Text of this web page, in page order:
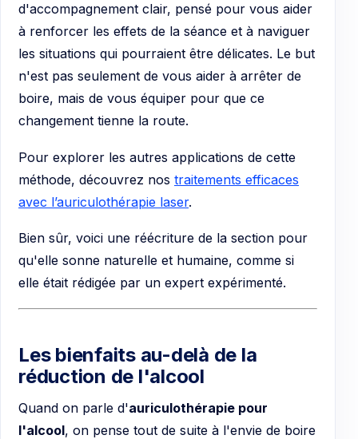
d'accompagnement clair, pensé pour vous aider
à renforcer les effets de la séance et à naviguer
les situations qui pourraient être délicates. Le but
n'est pas seulement de vous aider à arrêter de
boire, mais de vous équiper pour que ce
changement tienne la route.
Pour explorer les autres applications de cette
méthode, découvrez nos traitements efficaces
avec l’auriculothérapie laser.
Bien sûr, voici une réécriture de la section pour
qu'elle sonne naturelle et humaine, comme si
elle était rédigée par un expert expérimenté.
Les bienfaits au-delà de la
réduction de l'alcool
Quand on parle d'auriculothérapie pour
l'alcool, on pense tout de suite à l'envie de boire